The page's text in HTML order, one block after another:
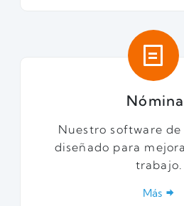
Nuestro software
diseñado para
trabajo.
Más